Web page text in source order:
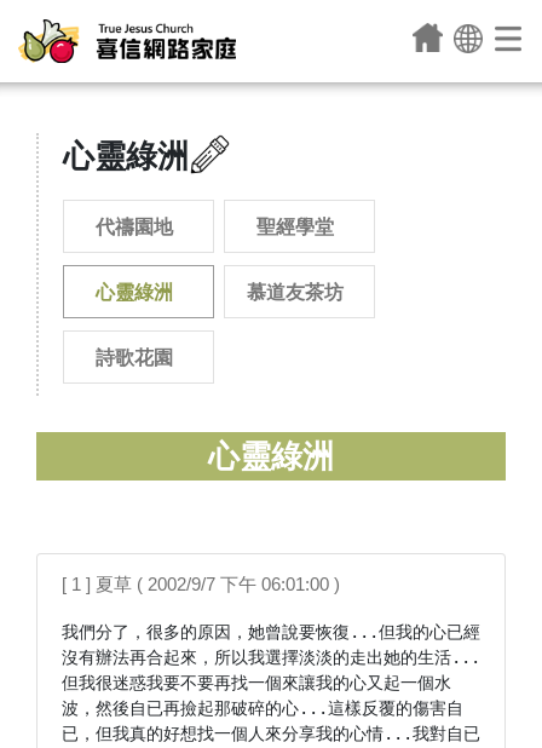
心靈綠洲
代禱園地 聖經學堂
心靈綠洲 慕道友茶坊
詩歌花園
心靈綠洲
[ 1 ] 夏草 ( 2002/9/7 下午 06:01:00 )
我們分了，很多的原因，她曾說要恢復...但我的心已經
沒有辦法再合起來，所以我選擇淡淡的走出她的生活...
但我很迷惑我要不要再找一個來讓我的心又起一個水
波，然後自已再撿起那破碎的心...這樣反覆的傷害自
已，但我真的好想找一個人來分享我的心情...我對自已